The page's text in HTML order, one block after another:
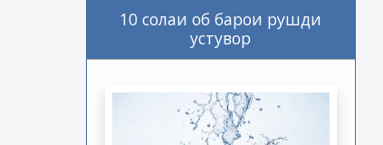
10 солаи об барои рушди
устувор